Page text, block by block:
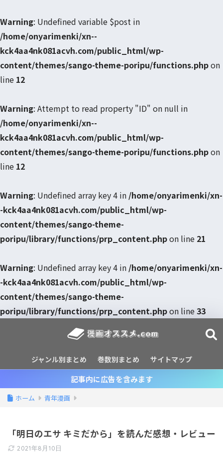
Warning: Undefined variable $post in
/home/onyarimenki/xn--
kck4aa4nk081acvh.com/public_html/wp-
content/themes/sango-theme-poripu/functions.phpon
line 12
Warning: Attempt to read property "ID" on null in
/home/onyarimenki/xn--
kck4aa4nk081acvh.com/public_html/wp-
content/themes/sango-theme-poripu/functions.phpon
line 12
Warning: Undefined array key 4 in /home/onyarimenki/xn-
-kck4aa4nk081acvh.com/public_html/wp-
content/themes/sango-theme-
poripu/library/functions/prp_content.phpon line 21
Warning: Undefined array key 4 in /home/onyarimenki/xn-
-kck4aa4nk081acvh.com/public_html/wp-
content/themes/sango-theme-
poripu/library/functions/prp_content.phpon line33
ジャンル別まとめ 巻数別まとめ サイトマップ
記事内に広告を含みます
ホーム 青年漫画
「明日のエサ キミだから」を読んだ感想・レビュー
2021年8月10日